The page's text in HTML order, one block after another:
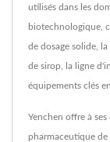
utilisés dans les
biotechnologique,
de dosage solide,
de sirop, la ligne
équipements clés
Yenchen offre à
pharmaceutique